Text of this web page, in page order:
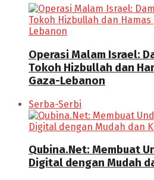
Operasi Malam Israel:
Tokoh Hizbullah dan
Gaza-Lebanon
Serba-Serbi
Qubina.Net: Membuat
Digital dengan Mudah